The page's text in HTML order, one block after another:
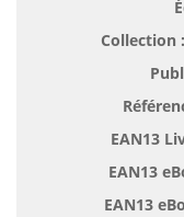
Collection :
EAN13
EAN13
EAN13